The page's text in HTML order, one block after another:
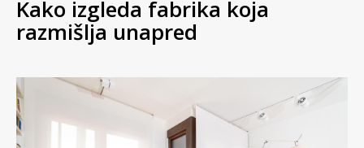
Kako izgleda fabrika koja
razmišlja unapred